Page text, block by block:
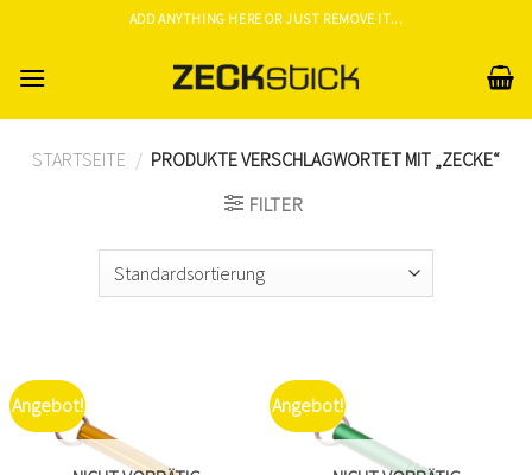
content
ADD ANYTHING HERE OR JUST REMOVE IT...
STARTSEITE / PRODUKTE VERSCHLAGWORTET MIT „ZECKE“
FILTER
Angebot! Angebot!